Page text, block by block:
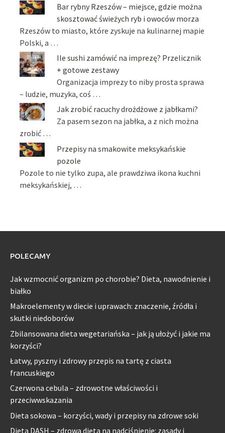
Bar rybny Rzeszów – miejsce, gdzie można
skosztować świeżych ryb i owoców morza
Rzeszów to miasto, które zyskuje na kulinarnej mapie
Polski, a …
Ile sushi zamówić na imprezę? Przelicznik
+ gotowe zestawy
Organizacja imprezy to niby prosta sprawa
– ludzie, muzyka, coś …
Jak zrobić racuchy drożdżowe z jabłkami?
Za pasem sezon na jabłka, a z nich można
zrobić …
Przepisy na smakowite meksykańskie
pozole
Pozole to nie tylko zupa, ale prawdziwa ikona kuchni
meksykańskiej, …
POLECAMY
Jak wzmocnić organizm po chorobie? Dieta, nawodnienie i
białko
Makroelementy w diecie i uprawach: znaczenie, źródła i
skutki niedoborów
Zbilansowana dieta wegetariańska – jak ją ułożyć i jakie ma
korzyści?
Łatwy, pyszny i zdrowy przepis na tartę z ciasta
francuskiego
Czerwona cebula – zdrowotne właściwości i
przeciwwskazania
Dieta sokowa – korzyści, wady i przepisy na zdrowe soki
Dieta DASH – zdrowa dieta na nadciśnienie: zasady i